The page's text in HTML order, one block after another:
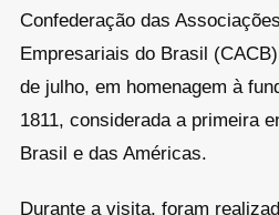
Confederação das
Empresariais do Brasil
de julho, em homenagem à
1811, considerada a primeira
Brasil e das Américas.
Durante a visita, foram